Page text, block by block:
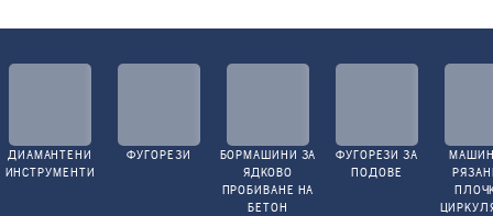
ДИАМАНТЕНИ
ИНСТРУМЕНТИ
ФУГОРЕЗИ
БОРМАШИНИ ЗА
ЯДКОВО
ПРОБИВАНЕ НА
БЕТОН
ФУГОРЕЗИ ЗА
ПОДОВЕ